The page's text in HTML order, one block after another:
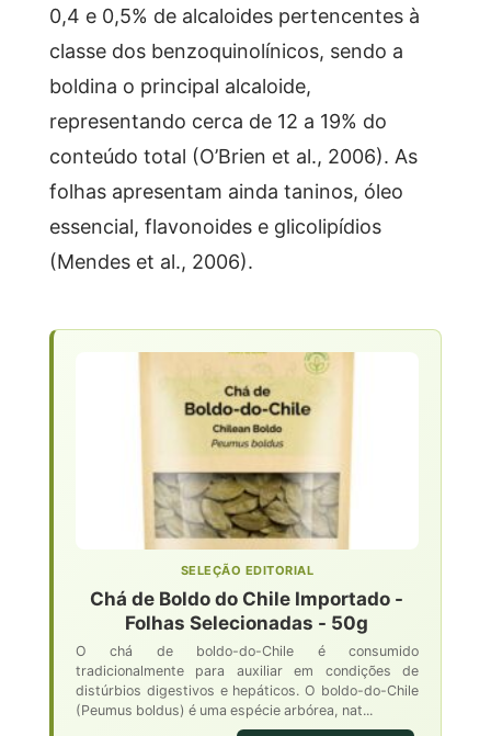
0,4 e 0,5% de alcaloides pertencentes à
classe dos benzoquinolínicos, sendo a
boldina o principal alcaloide,
representando cerca de 12 a 19% do
conteúdo total (O’Brien et al., 2006). As
folhas apresentam ainda taninos, óleo
essencial, flavonoides e glicolipídios
(Mendes et al., 2006).
SELEÇÃO EDITORIAL
Chá de Boldo do Chile Importado -
Folhas Selecionadas - 50g
O chá de boldo-do-Chile é consumido
tradicionalmente para auxiliar em condições de
distúrbios digestivos e hepáticos. O boldo-do-Chile
(Peumus boldus) é uma espécie arbórea, nat...